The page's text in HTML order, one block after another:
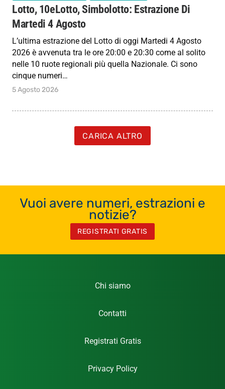
Lotto, 10eLotto, Simbolotto: Estrazione Di
Martedi 4 Agosto
L’ultima estrazione del Lotto di oggi Martedi 4 Agosto
2026 è avvenuta tra le ore 20:00 e 20:30 come al solito
nelle 10 ruote regionali più quella Nazionale. Ci sono
cinque numeri…
5 Agosto 2026
CARICA ALTRO
Vuoi avere numeri, estrazioni e
notizie?
REGISTRATI GRATIS
Chi siamo
Contatti
Registrati Gratis
Privacy Policy